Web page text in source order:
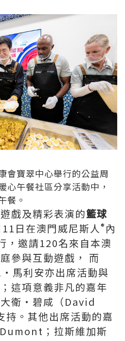
會寶翠中心舉行的公益周
午餐社區分享活動中，
餐。
戲及精彩表演的籃球
日在澳門威尼斯人® 內
，邀請120名來自本澳
參與互動遊戲， 而
馬利安亦出席活動與
這項意義非凡的嘉年
衛‧碧咸（David
。其他出席活動的嘉
；拉斯維加斯